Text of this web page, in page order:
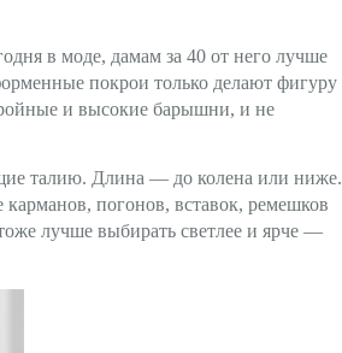
в моде, дамам за 40 от него лучше
покрои только делают фигуру
и высокие барышни, и не
талию. Длина — до колена или ниже.
погонов, вставок, ремешков
лучше выбирать светлее и ярче —